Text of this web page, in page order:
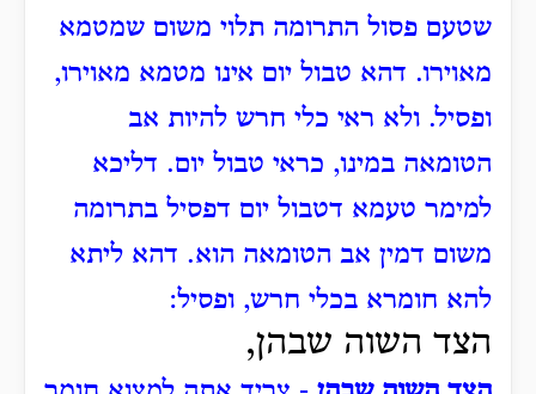
שטעם פסול התרומה תלוי משום שמטמא
מאוירו. דהא טבול יום אינו מטמא מאוירו,
ופסיל. ולא ראי כלי חרש להיות אב
הטומאה במינו, כראי טבול יום. דליכא
למימר טעמא דטבול יום דפסיל בתרומה
משום דמין אב הטומאה הוא. דהא ליתא
להא חומרא בכלי חרש, ופסיל:
הצד השוה שבהן,